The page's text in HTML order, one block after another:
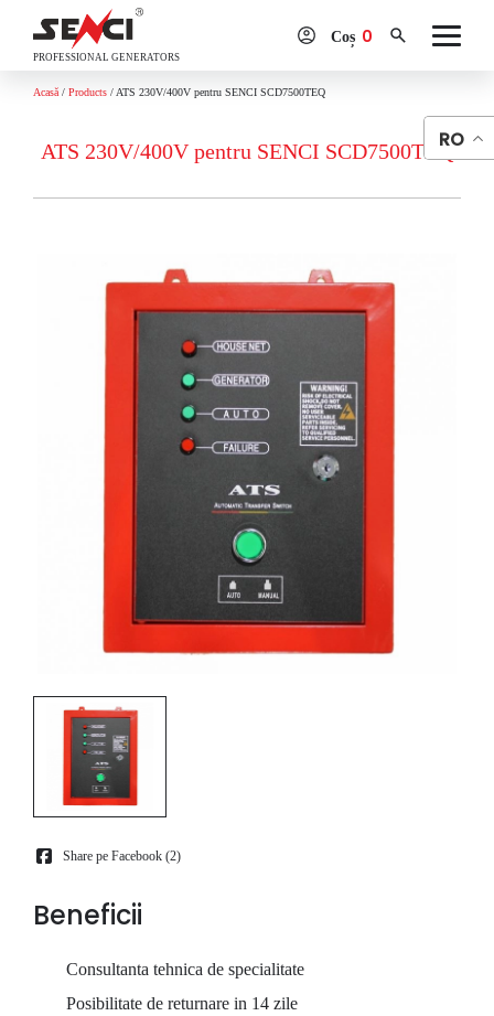
PROFESSIONAL GENERATORS
Coș 0
Acasă / Products / ATS 230V/400V pentru SENCI SCD7500TEQ
ATS 230V/400V pentru SENCI SCD7500TEQ
Share pe Facebook (2)
Beneficii
Consultanta tehnica de specialitate
Posibilitate de returnare in 14 zile
RO